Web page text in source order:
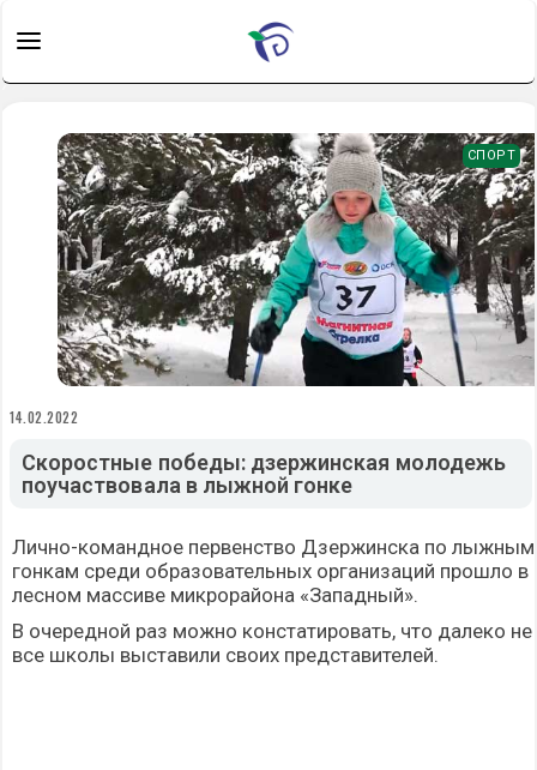
СПОРТ
14.02.2022
Скоростные победы: дзержинская молодежь
поучаствовала в лыжной гонке
Лично-командное первенство Дзержинска по лыжным
гонкам среди образовательных организаций прошло в
лесном массиве микрорайона «Западный».
В очередной раз можно констатировать, что далеко не
все школы выставили своих представителей.